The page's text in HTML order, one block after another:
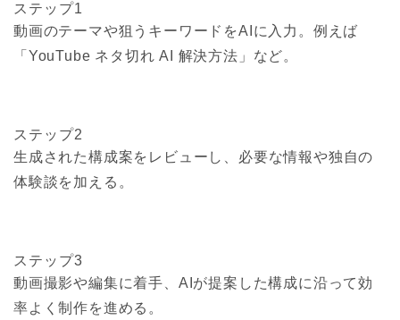
ステップ1
動画のテーマや狙うキーワードをAIに入力。例えば
「YouTube ネタ切れ AI 解決方法」など。
ステップ2
生成された構成案をレビューし、必要な情報や独自の
体験談を加える。
ステップ3
動画撮影や編集に着手、AIが提案した構成に沿って効
率よく制作を進める。